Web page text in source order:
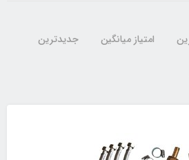
امتیاز میانگین جدیدترین